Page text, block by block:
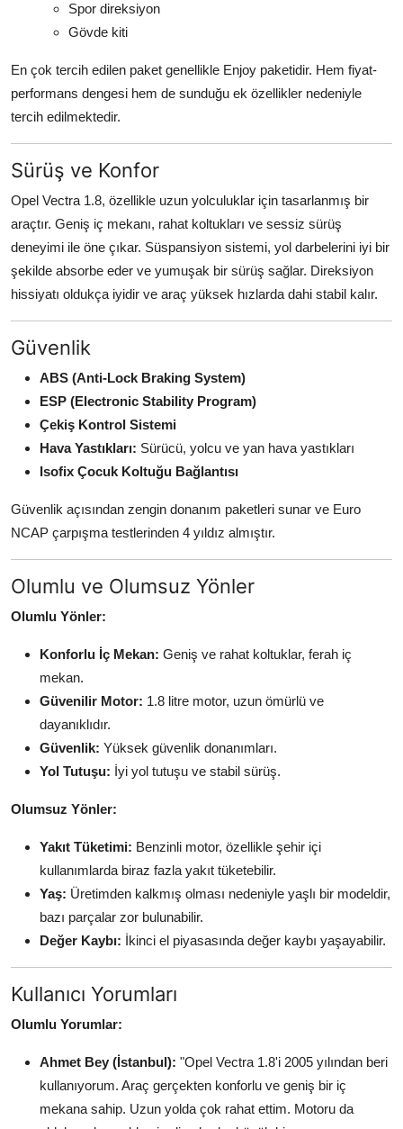
Spor direksiyon
Gövde kiti
En çok tercih edilen paket genellikle Enjoy paketidir. Hem fiyat-
performans dengesi hem de sunduğu ek özellikler nedeniyle
tercih edilmektedir.
Sürüş ve Konfor
Opel Vectra 1.8, özellikle uzun yolculuklar için tasarlanmış bir
araçtır. Geniş iç mekanı, rahat koltukları ve sessiz sürüş
deneyimi ile öne çıkar. Süspansiyon sistemi, yol darbelerini iyi bir
şekilde absorbe eder ve yumuşak bir sürüş sağlar. Direksiyon
hissiyatı oldukça iyidir ve araç yüksek hızlarda dahi stabil kalır.
Güvenlik
ABS (Anti-Lock Braking System)
ESP (Electronic Stability Program)
Çekiş Kontrol Sistemi
Hava Yastıkları: Sürücü, yolcu ve yan hava yastıkları
Isofix Çocuk Koltuğu Bağlantısı
Güvenlik açısından zengin donanım paketleri sunar ve Euro
NCAP çarpışma testlerinden 4 yıldız almıştır.
Olumlu ve Olumsuz Yönler
Olumlu Yönler:
Konforlu İç Mekan: Geniş ve rahat koltuklar, ferah iç
mekan.
Güvenilir Motor: 1.8 litre motor, uzun ömürlü ve
dayanıklıdır.
Güvenlik: Yüksek güvenlik donanımları.
Yol Tutuşu: İyi yol tutuşu ve stabil sürüş.
Olumsuz Yönler:
Yakıt Tüketimi: Benzinli motor, özellikle şehir içi
kullanımlarda biraz fazla yakıt tüketebilir.
Yaş: Üretimden kalkmış olması nedeniyle yaşlı bir modeldir,
bazı parçalar zor bulunabilir.
Değer Kaybı: İkinci el piyasasında değer kaybı yaşayabilir.
Kullanıcı Yorumları
Olumlu Yorumlar:
Ahmet Bey (İstanbul): "Opel Vectra 1.8'i 2005 yılından beri
kullanıyorum. Araç gerçekten konforlu ve geniş bir iç
mekana sahip. Uzun yolda çok rahat ettim. Motoru da